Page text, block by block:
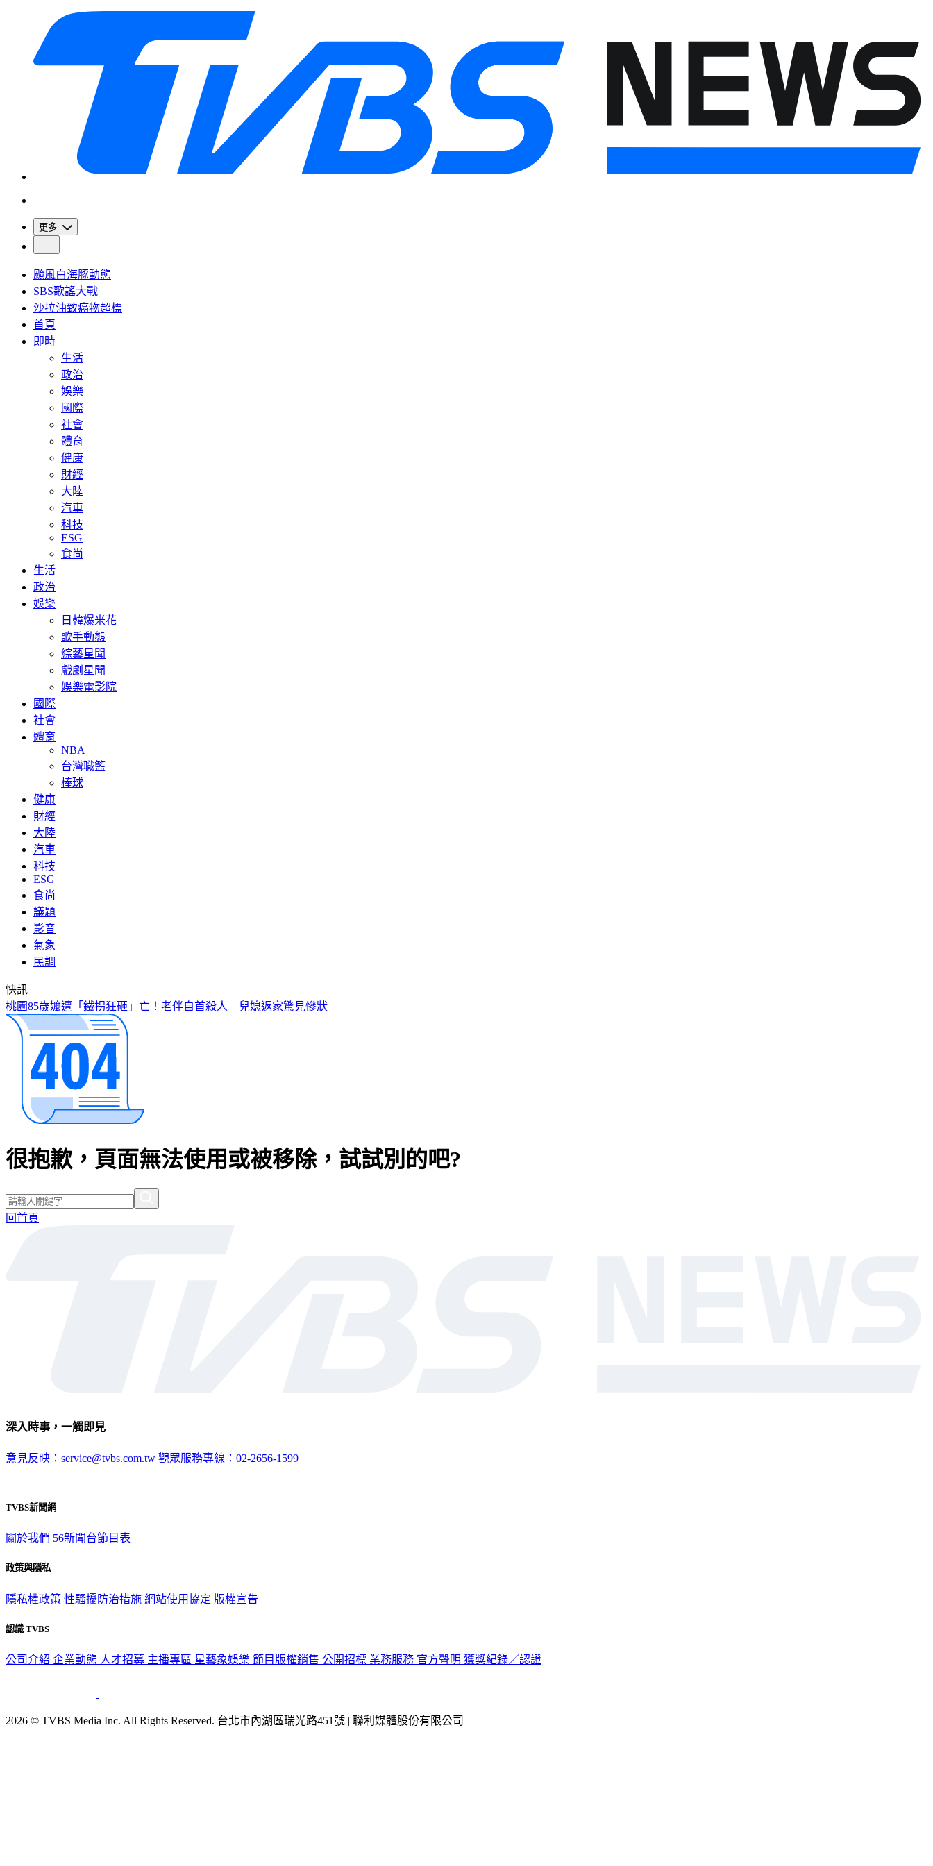
更多
颱風白海豚動態
SBS歌謠大戰
沙拉油致癌物超標
首頁
即時
生活
政治
娛樂
國際
社會
體育
健康
財經
大陸
汽車
科技
ESG
食尚
生活
政治
娛樂
日韓爆米花
歌手動態
綜藝星聞
戲劇星聞
娛樂電影院
國際
社會
體育
NBA
台灣職籃
棒球
健康
財經
大陸
汽車
科技
ESG
食尚
議題
影音
氣象
民調
快訊
桃園85歲嬤遭「鐵拐狂砸」亡！老伴自首殺人 兒媳返家驚見慘狀
很抱歉，頁面無法使用或被移除，試試別的吧?
回首頁
深入時事，一觸即見
意見反映：service@tvbs.com.tw 觀眾服務專線：02-2656-1599
TVBS新聞網
關於我們 56新聞台節目表
政策與隱私
隱私權政策 性騷擾防治措施 網站使用協定 版權宣告
認識 TVBS
公司介紹 企業動態 人才招募 主播專區 星藝象娛樂 節目版權銷售 公開招標 業務服務 官方聲明 獲獎紀錄／認證
2026 © TVBS Media Inc. All Rights Reserved. 台北市內湖區瑞光路451號 | 聯利媒體股份有限公司